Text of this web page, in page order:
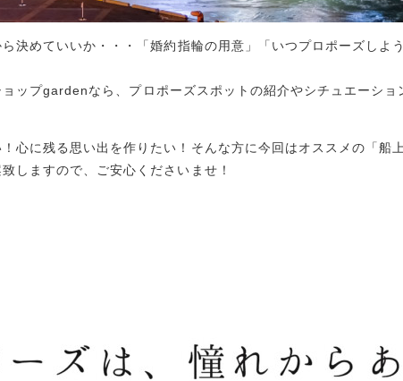
決めていいか・・・「婚約指輪の用意」「いつプロポーズしよ
ップgardenなら、プロポーズスポットの紹介やシチュエーシ
心に残る思い出を作りたい！そんな方に今回はオススメの「船
しますので、ご安心くださいませ！